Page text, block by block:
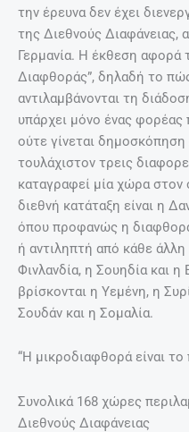
την έρευνα δεν έχει
της Διεθνούς Διαφάνειας,
Γερμανία. Η έκθεση αφορά
Διαφθοράς”, δηλαδή το πώς
αντιλαμβάνονται τη
υπάρχει μόνο ένας
ούτε γίνεται
τουλάχιστον τρεις
καταγραφεί μία χώρα
διεθνή κατάταξη είναι η
όπου προφανώς η
ή αντιληπτή από κάθε
Φινλανδία, η Σουηδία και η
βρίσκονται η Υεμένη, η
Σουδάν και η Σομαλία.
“Η μικροδιαφθορά είναι
Συνολικά 168 χώρες
Διεθνούς Διαφάνειας